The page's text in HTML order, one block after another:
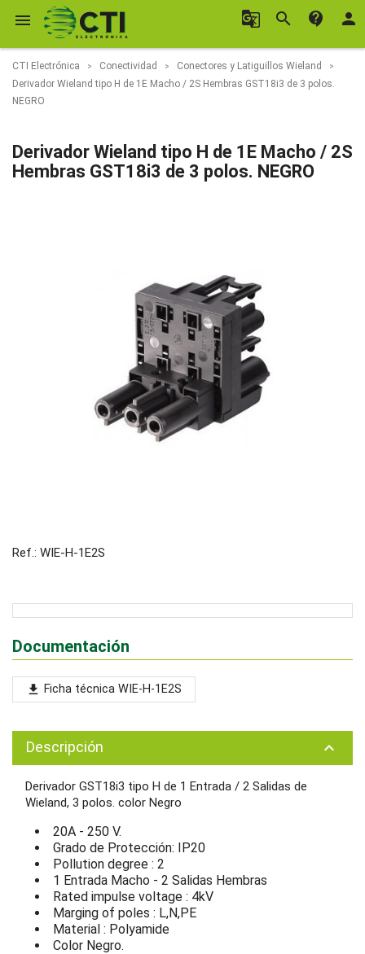
 g_translate search contact_support person
CTI Electrónica Conectividad
Conectores y Latiguillos Wieland
Derivador Wieland tipo H de 1E Macho / 2S Hembras GST18i3 de 3 polos.
NEGRO
Derivador Wieland tipo H de 1E Macho / 2S
Hembras GST18i3 de 3 polos. NEGRO
Ref.: WIE-H-1E2S
Documentación
file_download Ficha técnica WIE-H-1E2S
Descripción keyboard_arrow_up
Derivador GST18i3 tipo H de 1 Entrada / 2 Salidas de
Wieland, 3 polos . color Negro
20A - 250 V.
Grado de Protección: IP20
Pollution degree : 2
1 Entrada Macho - 2 Salidas Hembras
Rated impulse voltage : 4kV
Marging of poles : L,N,PE
Material : Polyamide
Color Negro.